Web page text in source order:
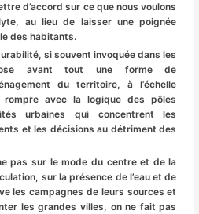
d’accord sur ce que nous voulons
au lieu de laisser une poignée
des habitants.
si souvent invoquée dans les
avant tout une forme de
du territoire, à l’échelle
rompre avec la logique des pôles
urbaines qui concentrent les
et les décisions au détriment des
pas sur le mode du centre et de la
sur la présence de l’eau et de
les campagnes de leurs sources et
les grandes villes, on ne fait pas